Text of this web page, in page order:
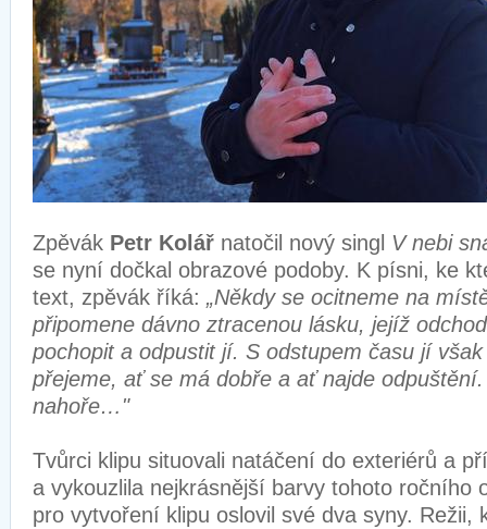
Zpěvák Petr Kolář natočil nový singl V nebi
se nyní dočkal obrazové podoby. K písni, ke
text, zpěvák říká: „Někdy se ocitneme na
připomene dávno ztracenou lásku, jejíž
pochopit a odpustit jí. S odstupem času jí
přejeme, ať se má dobře a ať najde
nahoře…"
Tvůrci klipu situovali natáčení do exteriérů a
a vykouzlila nejkrásnější barvy tohoto ročního
pro vytvoření klipu oslovil své dva syny. Režii,